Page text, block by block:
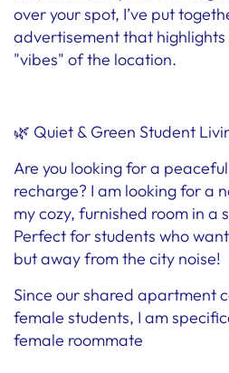
over your spot, I’ve put
advertisement that
"vibes" of the location.
🌿 Quiet & Green Student
Are you looking for a
recharge? I am looking for a
my cozy, furnished room in a
Perfect for students who
but away from the city noise!
Since our shared apartment
female students, I am
female roommate